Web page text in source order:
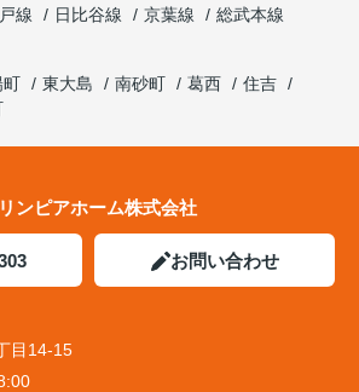
線 日比谷線 京葉線
総武本線
町 東大島 南砂町 葛西
住吉
ンピアホーム株式会社
お問い合わせ
目14-15